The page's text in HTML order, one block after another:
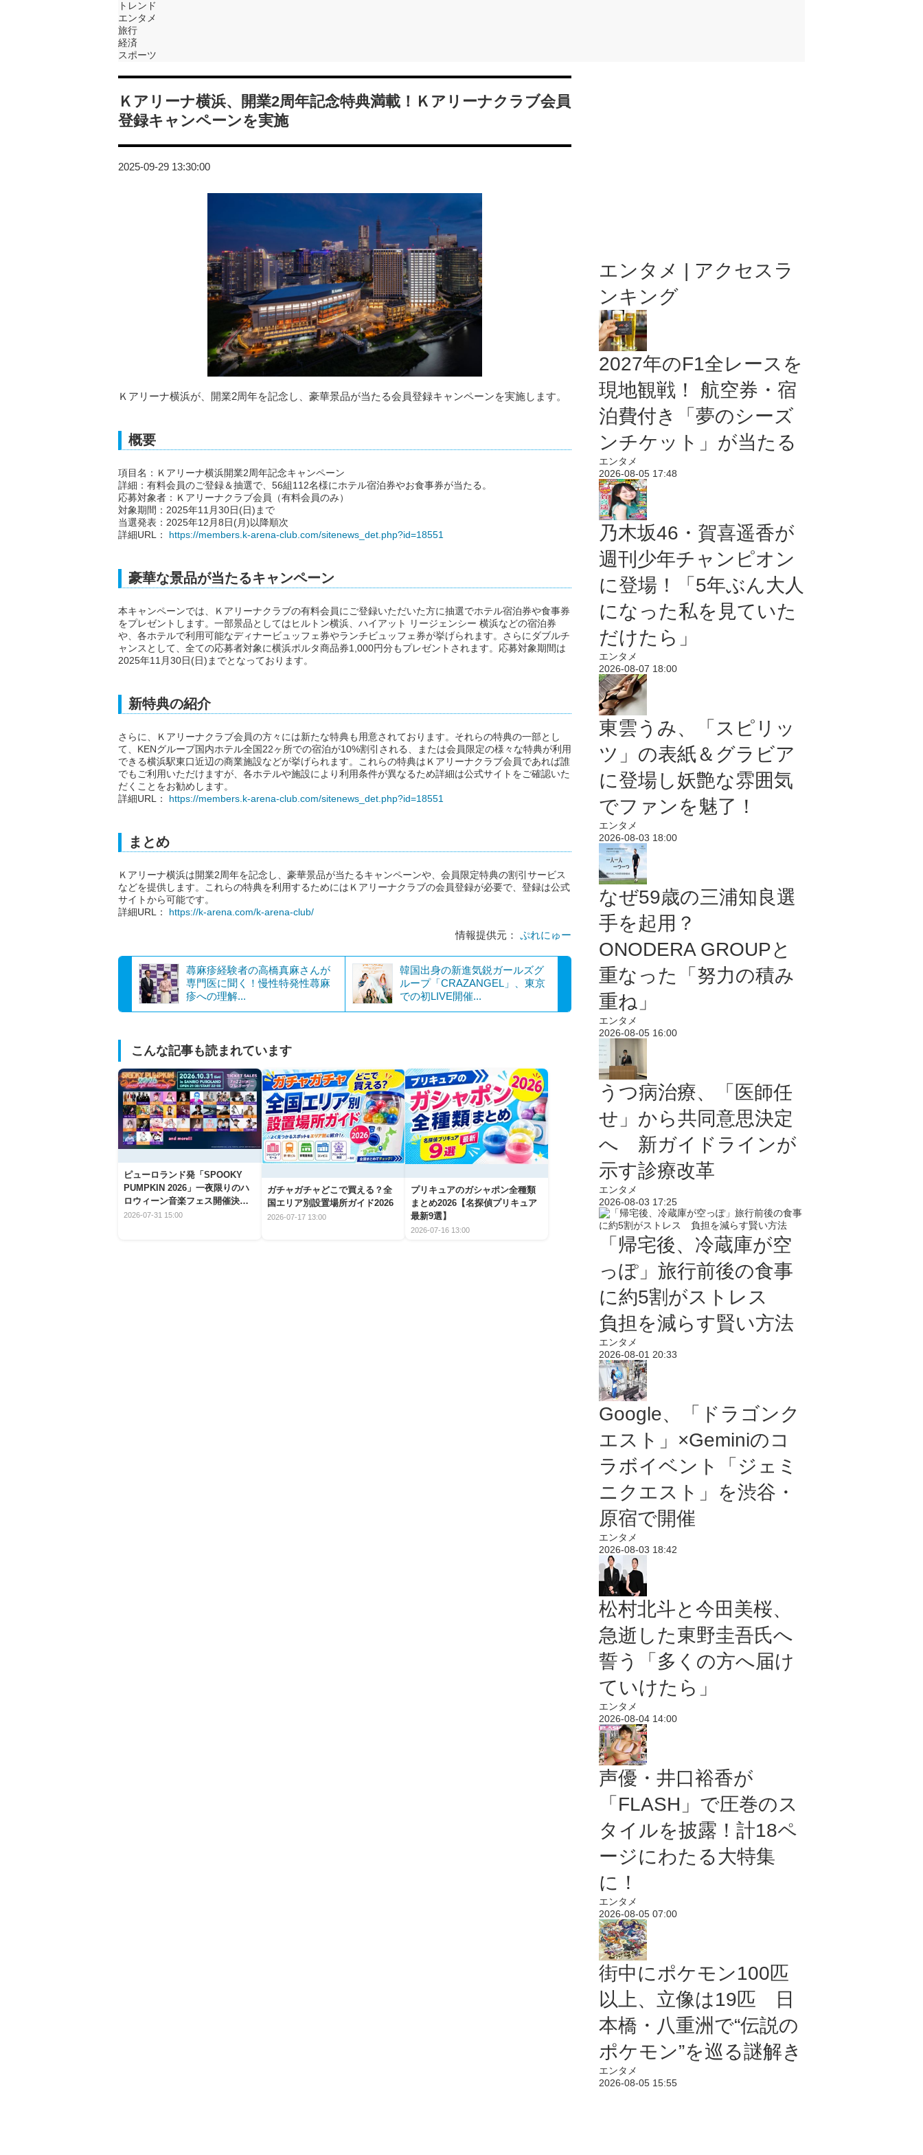
トレンド
エンタメ
旅行
経済
スポーツ
Ｋアリーナ横浜、開業2周年記念特典満載！Ｋアリーナクラブ会員
登録キャンペーンを実施
2025-09-29 13:30:00
Ｋアリーナ横浜が、開業2周年を記念し、豪華景品が当たる会員登録キャンペーンを実施します。
概要
項目名：Ｋアリーナ横浜開業2周年記念キャンペーン
詳細：有料会員のご登録＆抽選で、56組112名様にホテル宿泊券やお食事券が当たる。
応募対象者：Ｋアリーナクラブ会員（有料会員のみ）
対象期間：2025年11月30日(日)まで
当選発表：2025年12月8日(月)以降順次
詳細URL： https://members.k-arena-club.com/sitenews_det.php?id=18551
豪華な景品が当たるキャンペーン
本キャンペーンでは、Ｋアリーナクラブの有料会員にご登録いただいた方に抽選でホテル宿泊券や食事券
をプレゼントします。一部景品としてはヒルトン横浜、ハイアット リージェンシー 横浜などの宿泊券
や、各ホテルで利用可能なディナービュッフェ券やランチビュッフェ券が挙げられます。さらにダブルチ
ャンスとして、全ての応募者対象に横浜ポルタ商品券1,000円分もプレゼントされます。応募対象期間は
2025年11月30日(日)までとなっております。
新特典の紹介
さらに、Ｋアリーナクラブ会員の方々には新たな特典も用意されております。それらの特典の一部とし
て、KENグループ国内ホテル全国22ヶ所での宿泊が10%割引される、または会員限定の様々な特典が利用
できる横浜駅東口近辺の商業施設などが挙げられます。これらの特典はＫアリーナクラブ会員であれば誰
でもご利用いただけますが、各ホテルや施設により利用条件が異なるため詳細は公式サイトをご確認いた
だくことをお勧めします。
詳細URL： https://members.k-arena-club.com/sitenews_det.php?id=18551
まとめ
Ｋアリーナ横浜は開業2周年を記念し、豪華景品が当たるキャンペーンや、会員限定特典の割引サービス
などを提供します。これらの特典を利用するためにはＫアリーナクラブの会員登録が必要で、登録は公式
サイトから可能です。
詳細URL： https://k-arena.com/k-arena-club/
情報提供元： ぷれにゅー
蕁麻疹経験者の高橋真麻さんが
専門医に聞く！慢性特発性蕁麻
疹への理解...
韓国出身の新進気鋭ガールズグ
ループ「CRAZANGEL」、東京
での初LIVE開催...
こんな記事も読まれています
ピューロランド発「SPOOKY
PUMPKIN 2026」一夜限りのハ
ロウィーン音楽フェス開催決
定！
2026-07-31 15:00
ガチャガチャどこで買える？全
国エリア別設置場所ガイド2026
2026-07-17 13:00
プリキュアのガシャポン全種類
まとめ2026【名探偵プリキュア
最新9選】
2026-07-16 13:00
エンタメ | アクセスラ
ンキング
2027年のF1全レースを
現地観戦！ 航空券・宿
泊費付き「夢のシーズ
ンチケット」が当たる
エンタメ
2026-08-05 17:48
乃木坂46・賀喜遥香が
週刊少年チャンピオン
に登場！「5年ぶん大人
になった私を見ていた
だけたら」
エンタメ
2026-08-07 18:00
東雲うみ、「スピリッ
ツ」の表紙＆グラビア
に登場し妖艶な雰囲気
でファンを魅了！
エンタメ
2026-08-03 18:00
なぜ59歳の三浦知良選
手を起用？
ONODERA GROUPと
重なった「努力の積み
重ね」
エンタメ
2026-08-05 16:00
うつ病治療、「医師任
せ」から共同意思決定
へ 新ガイドラインが
示す診療改革
エンタメ
2026-08-03 17:25
「帰宅後、冷蔵庫が空
っぽ」旅行前後の食事
に約5割がストレス
負担を減らす賢い方法
エンタメ
2026-08-01 20:33
Google、「ドラゴンク
エスト」×Geminiのコ
ラボイベント「ジェミ
ニクエスト」を渋谷・
原宿で開催
エンタメ
2026-08-03 18:42
松村北斗と今田美桜、
急逝した東野圭吾氏へ
誓う「多くの方へ届け
ていけたら」
エンタメ
2026-08-04 14:00
声優・井口裕香が
「FLASH」で圧巻のス
タイルを披露！計18ペ
ージにわたる大特集
に！
エンタメ
2026-08-05 07:00
街中にポケモン100匹
以上、立像は19匹 日
本橋・八重洲で“伝説の
ポケモン”を巡る謎解き
エンタメ
2026-08-05 15:55